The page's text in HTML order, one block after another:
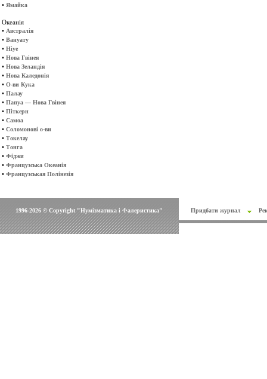
• Ямайка
Океанія
• Австралія
• Вануату
• Ніуе
• Нова Гвінея
• Нова Зеландія
• Нова Каледонія
• О-ви Кука
• Палау
• Папуа — Нова Гвінея
• Піткерн
• Самоа
• Соломонові о-ви
• Токелау
• Тонга
• Фіджи
• Французська Океанія
• Французськая Полінезія
1996-2026 © Copyright "Нумізматика і Фалеристика" Придбати журнал